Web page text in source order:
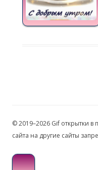
© 2019–2026 Gif открытки
сайта на другие сайты